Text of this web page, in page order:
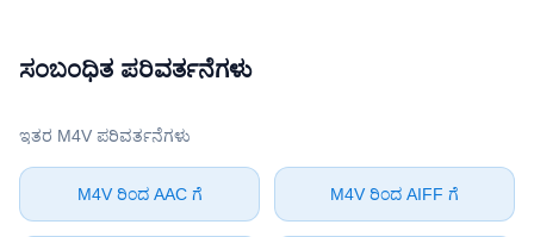
ಸಂಬಂಧಿತ ಪರಿವರ್ತನೆಗಳು
ಇತರ ⁦M4V⁩ ಪರಿವರ್ತನೆಗಳು
⁦M4V⁩ ರಿಂದ ⁦AAC⁩ ಗೆ ⁦M4V⁩ ರಿಂದ ⁦AIFF⁩ ಗೆ